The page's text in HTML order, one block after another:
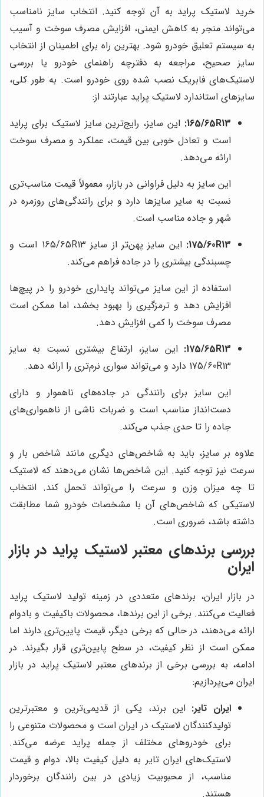
خرید لاستیک پراید به آن توجه کنید. انتخاب سایز نامناسب
می‌تواند منجر به کاهش ایمنی، افزایش مصرف سوخت و آسیب
به سیستم تعلیق خودرو شود. بهترین راه برای اطمینان از انتخاب
سایز صحیح، مراجعه به دفترچه راهنمای خودرو یا بررسی
لاستیک‌های فابریک نصب شده روی خودرو است. به طور کلی،
سایزهای استاندارد لاستیک پراید عبارتند از:
165/65R13: این سایز، رایج‌ترین سایز لاستیک برای پراید
است و تعادل خوبی بین قیمت، عملکرد و مصرف سوخت
ارائه می‌دهد.
این سایز به دلیل فراوانی در بازار، معمولاً قیمت مناسب‌تری
نسبت به سایر سایزها دارد و برای رانندگی‌های روزمره در
شهر و جاده مناسب است.
175/60R13:
این سایز پهن‌تر از سایز 165/65R13 است و
چسبندگی بیشتری را در جاده فراهم می‌کند.
استفاده از این سایز می‌تواند پایداری خودرو را در پیچ‌ها
افزایش دهد و ترمزگیری را بهبود بخشد، اما ممکن است
مصرف سوخت را کمی افزایش دهد.
175/65R13: این سایز، ارتفاع بیشتری نسبت به سایز
175/60R13 دارد و می‌تواند سواری نرم‌تری را ارائه دهد.
این سایز برای رانندگی در جاده‌های ناهموار و دارای
دست‌انداز مناسب است و ضربات ناشی از ناهمواری‌های
جاده را تا حدی جذب می‌کند.
علاوه بر سایز، باید به شاخص‌های دیگری مانند شاخص بار و
سرعت نیز توجه کنید. این شاخص‌ها نشان می‌دهند که لاستیک
تا چه میزان وزن و سرعت را می‌تواند تحمل کند. انتخاب
لاستیکی که شاخص‌های آن با مشخصات خودرو شما مطابقت
داشته باشد، ضروری است.
بررسی برندهای معتبر لاستیک پراید در بازار
ایران
در بازار ایران، برندهای متعددی در زمینه تولید لاستیک پراید
فعالیت می‌کنند. برخی از این برندها، محصولات باکیفیت و بادوام
ارائه می‌دهند، در حالی که برخی دیگر، قیمت پایین‌تری دارند اما
ممکن است از نظر کیفیت، در سطح پایین‌تری قرار بگیرند. در
ادامه، به بررسی برخی از برندهای معتبر لاستیک پراید در بازار
ایران می‌پردازیم:
ایران تایر: این برند، یکی از قدیمی‌ترین و معتبرترین
تولیدکنندگان لاستیک در ایران است و محصولات متنوعی را
برای خودروهای مختلف از جمله پراید عرضه می‌کند.
لاستیک‌های ایران تایر به دلیل کیفیت بالا، دوام و قیمت
مناسب، از محبوبیت زیادی در بین رانندگان برخوردار
هستند.